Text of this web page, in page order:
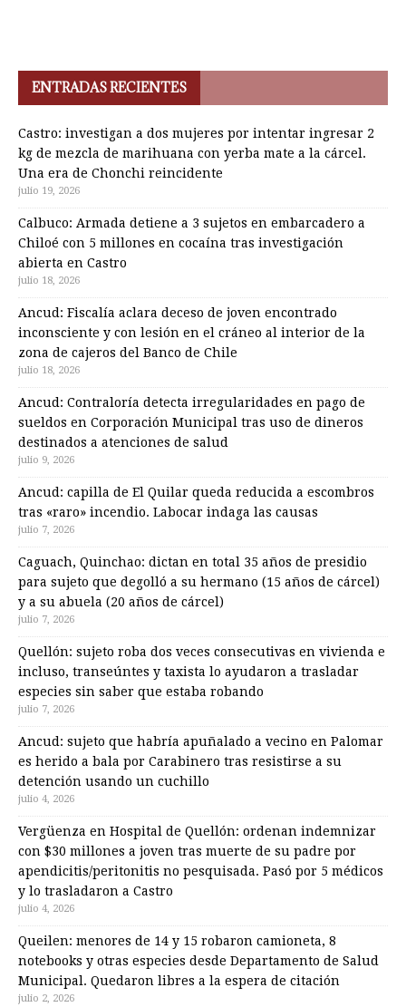
ENTRADAS RECIENTES
Castro: investigan a dos mujeres por intentar ingresar 2
kg de mezcla de marihuana con yerba mate a la cárcel.
Una era de Chonchi reincidente
julio 19, 2026
Calbuco: Armada detiene a 3 sujetos en embarcadero a
Chiloé con 5 millones en cocaína tras investigación
abierta en Castro
julio 18, 2026
Ancud: Fiscalía aclara deceso de joven encontrado
inconsciente y con lesión en el cráneo al interior de la
zona de cajeros del Banco de Chile
julio 18, 2026
Ancud: Contraloría detecta irregularidades en pago de
sueldos en Corporación Municipal tras uso de dineros
destinados a atenciones de salud
julio 9, 2026
Ancud: capilla de El Quilar queda reducida a escombros
tras «raro» incendio. Labocar indaga las causas
julio 7, 2026
Caguach, Quinchao: dictan en total 35 años de presidio
para sujeto que degolló a su hermano (15 años de cárcel)
y a su abuela (20 años de cárcel)
julio 7, 2026
Quellón: sujeto roba dos veces consecutivas en vivienda e
incluso, transeúntes y taxista lo ayudaron a trasladar
especies sin saber que estaba robando
julio 7, 2026
Ancud: sujeto que habría apuñalado a vecino en Palomar
es herido a bala por Carabinero tras resistirse a su
detención usando un cuchillo
julio 4, 2026
Vergüenza en Hospital de Quellón: ordenan indemnizar
con $30 millones a joven tras muerte de su padre por
apendicitis/peritonitis no pesquisada. Pasó por 5 médicos
y lo trasladaron a Castro
julio 4, 2026
Queilen: menores de 14 y 15 robaron camioneta, 8
notebooks y otras especies desde Departamento de Salud
Municipal. Quedaron libres a la espera de citación
julio 2, 2026